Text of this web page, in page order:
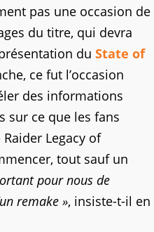
pas une occasion de
du titre, qui devra
du State of
ce fut l’occasion
des informations
sur ce que les fans
Legacy of
tout sauf un
pour nous de
remake », insiste-t-il en